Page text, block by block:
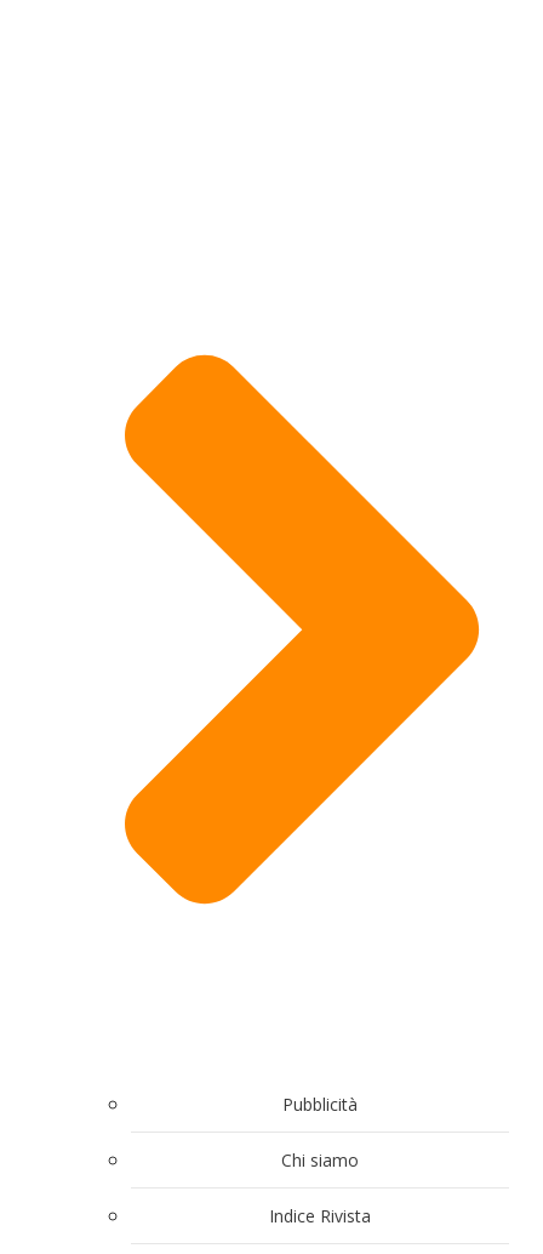
Pubblicità
Chi siamo
Indice Rivista